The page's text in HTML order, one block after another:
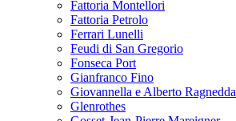
Fattoria Montellori
Fattoria Petrolo
Ferrari Lunelli
Feudi di San Gregorio
Fonseca Port
Gianfranco Fino
Giovannella e Alberto Ragnedda
Glenrothes